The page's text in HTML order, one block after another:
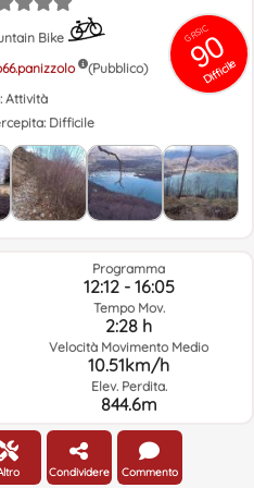
GRSIC
90
Difficile
Bike
(Pubblico)
Attività
Difficile
Programma
12:12 - 16:05
Tempo Mov.
2:28 h
Velocità Movimento Medio
10.51km/h
Elev. Perdita.
844.6m
E Orario Selezionato
Condividere Commento